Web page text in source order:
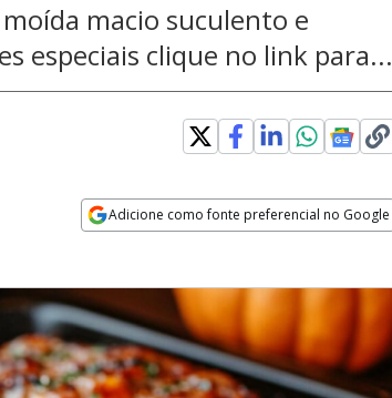
macio suculento e
especiais clique no link para...
Adicione como fonte preferencial no Google